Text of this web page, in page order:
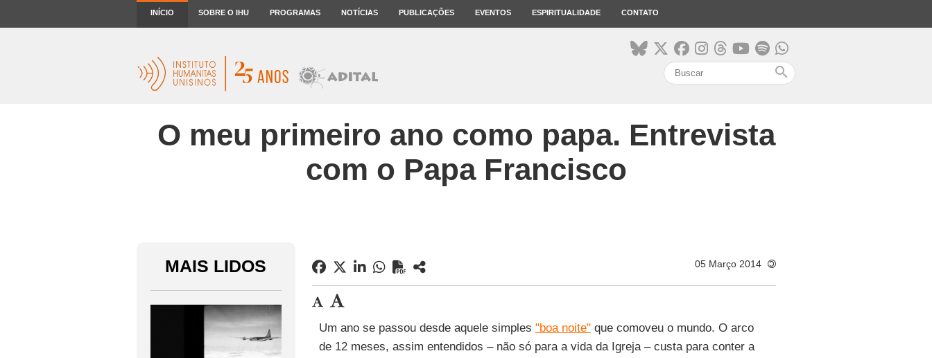
INÍCIO SOBRE O IHU PROGRAMAS NOTÍCIAS PUBLICAÇÕES EVENTOS ESPIRITUALIDADE CONTATO
search
O meu primeiro ano como papa. Entrevista
com o Papa Francisco
MAIS LIDOS 05 Março 2014
Um ano se passou desde aquele simples "boa noite"que comoveu o mundo. O arco
de 12 meses, assim entendidos – não só para a vida da Igreja – custa para conter a